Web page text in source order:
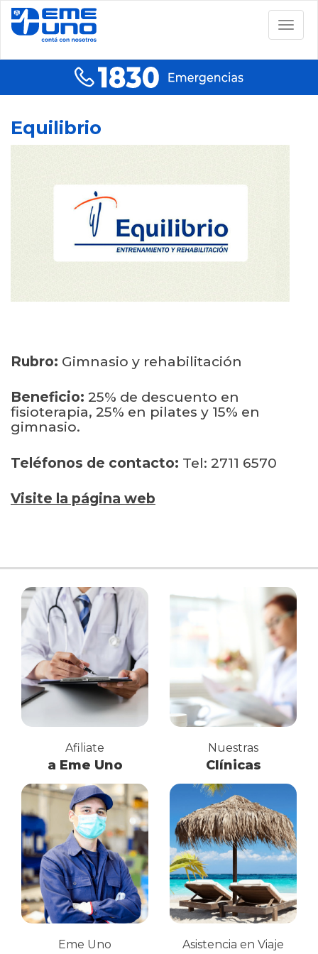
Equilibrio
Rubro: Gimnasio y rehabilitación
Beneficio: 25% de descuento en
fisioterapia, 25% en pilates y 15% en
gimnasio.
Teléfonos de contacto: Tel: 2711 6570
Visite la página web
Afiliate
a Eme Uno
Nuestras
Clínicas
Eme Uno Asistencia en Viaje